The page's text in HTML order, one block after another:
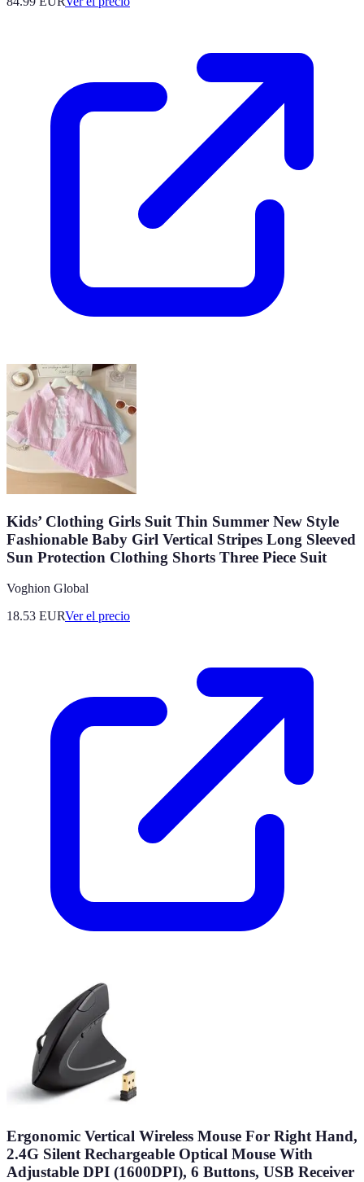
Kids’ Clothing Girls Suit Thin Summer New Style
Fashionable Baby Girl Vertical Stripes Long Sleeved
Sun Protection Clothing Shorts Three Piece Suit
Voghion Global
18.53 EURVer el precio
Ergonomic Vertical Wireless Mouse For Right Hand,
2.4G Silent Rechargeable Optical Mouse With
Adjustable DPI (1600DPI), 6 Buttons, USB Receiver